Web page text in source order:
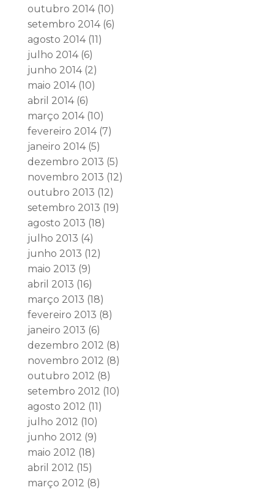
outubro 2014(10)
setembro 2014(6)
agosto 2014(11)
julho 2014(6)
junho 2014(2)
maio 2014(10)
abril 2014(6)
março 2014(10)
fevereiro 2014(7)
janeiro 2014(5)
dezembro 2013 (5)
novembro 2013 (12)
outubro 2013 (12)
setembro 2013 (19)
agosto 2013 (18)
julho 2013 (4)
junho 2013 (12)
maio 2013 (9)
abril 2013 (16)
março 2013 (18)
fevereiro 2013 (8)
janeiro 2013 (6)
dezembro 2012 (8)
novembro 2012 (8)
outubro 2012 (8)
setembro 2012 (10)
agosto 2012 (11)
julho 2012 (10)
junho 2012 (9)
maio 2012 (18)
abril 2012 (15)
março 2012 (8)